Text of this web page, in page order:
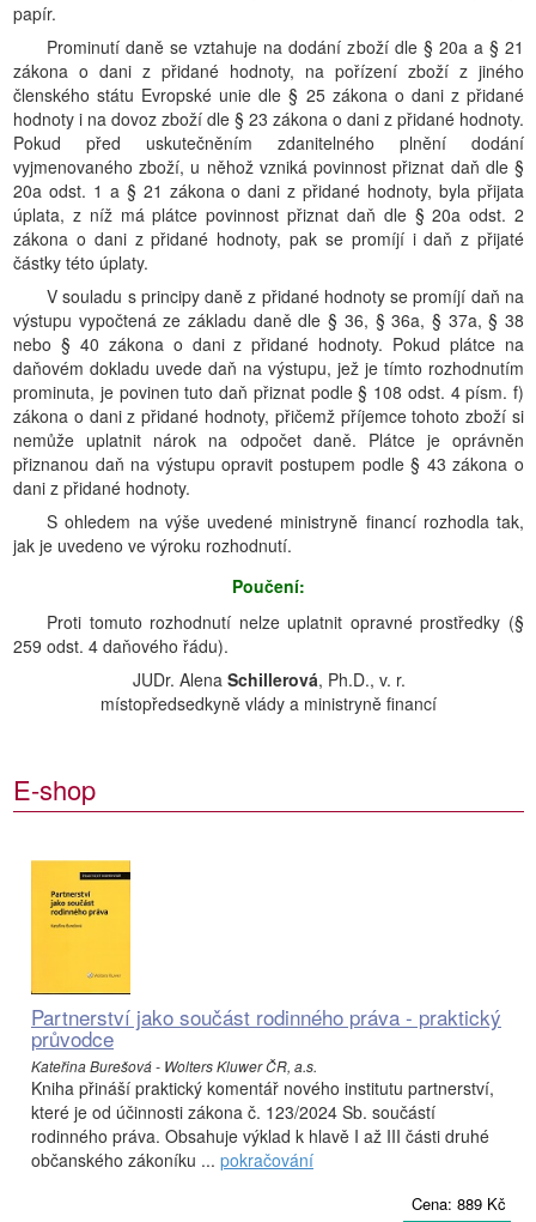
papír.
Prominutí daně se vztahuje na dodání zboží dle § 20a a § 21
zákona o dani z přidané hodnoty, na pořízení zboží z jiného
členského státu Evropské unie dle § 25 zákona o dani z přidané
hodnoty i na dovoz zboží dle § 23 zákona o dani z přidané hodnoty.
Pokud před uskutečněním zdanitelného plnění dodání
vyjmenovaného zboží, u něhož vzniká povinnost přiznat daň dle §
20a odst. 1 a § 21 zákona o dani z přidané hodnoty, byla přijata
úplata, z níž má plátce povinnost přiznat daň dle § 20a odst. 2
zákona o dani z přidané hodnoty, pak se promíjí i daň z přijaté
částky této úplaty.
V souladu s principy daně z přidané hodnoty se promíjí daň na
výstupu vypočtená ze základu daně dle § 36, § 36a, § 37a, § 38
nebo § 40 zákona o dani z přidané hodnoty. Pokud plátce na
daňovém dokladu uvede daň na výstupu, jež je tímto rozhodnutím
prominuta, je povinen tuto daň přiznat podle § 108 odst. 4 písm. f)
zákona o dani z přidané hodnoty, přičemž příjemce tohoto zboží si
nemůže uplatnit nárok na odpočet daně. Plátce je oprávněn
přiznanou daň na výstupu opravit postupem podle § 43 zákona o
dani z přidané hodnoty.
S ohledem na výše uvedené ministryně financí rozhodla tak,
jak je uvedeno ve výroku rozhodnutí.
Poučení:
Proti tomuto rozhodnutí nelze uplatnit opravné prostředky (§
259 odst. 4 daňového řádu).
JUDr. Alena Schillerová, Ph.D., v. r.
místopředsedkyně vlády a ministryně financí
E-shop
Partnerství jako součást rodinného práva - praktický
průvodce
Kateřina Burešová - Wolters Kluwer ČR, a.s.
Kniha přináší praktický komentář nového institutu partnerství,
které je od účinnosti zákona č. 123/2024 Sb. součástí
rodinného práva. Obsahuje výklad k hlavě I až III části druhé
občanského zákoníku ... pokračování
Cena: 889 Kč